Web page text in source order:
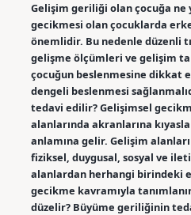
Gelişim geriliği olan çocuğa ne
gecikmesi olan çocuklarda
önemlidir. Bu nedenle düzenli
gelişme ölçümleri ve gelişim
çocuğun beslenmesine dikkat
dengeli beslenmesi
tedavi edilir? Gelişimsel
alanlarında akranlarına
anlamına gelir. Gelişim
fiziksel, duygusal, sosyal ve
alanlardan herhangi birindeki
gecikme kavramıyla
düzelir? Büyüme geriliğinin